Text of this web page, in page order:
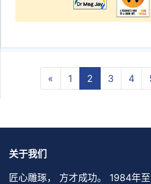
« Previous
1 2 3 4
关于我们
匠心雕琢， 方才成功。 1984年